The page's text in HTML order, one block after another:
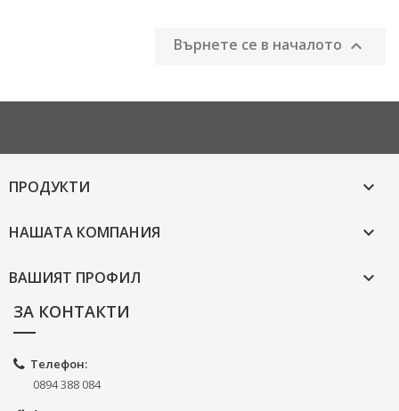
Върнете се в началото 
ПРОДУКТИ 
НАШАТА КОМПАНИЯ 
ВАШИЯТ ПРОФИЛ

ЗА КОНТАКТИ
Телефон:
0894 388 084